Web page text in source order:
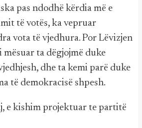
pas ndodhë kërdia më e
të votës, ka vepruar
vota të vjedhura. Por Lëvizjen
mësuar ta dëgjojmë duke
dhe ta kemi parë duke
të demokracisë shpesh.
e kishim projektuar te partitë